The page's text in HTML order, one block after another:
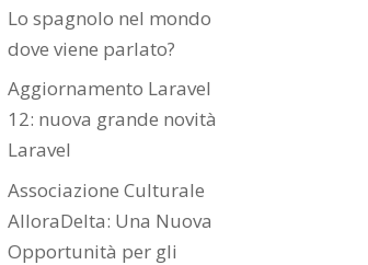
Lo spagnolo nel mondo
dove viene parlato?
Aggiornamento Laravel
12: nuova grande novità
Laravel
Associazione Culturale
AlloraDelta: Una Nuova
Opportunità per gli